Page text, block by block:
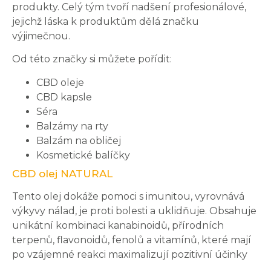
produkty. Celý tým tvoří nadšení profesionálové,
jejichž láska k produktům dělá značku
výjimečnou.
Od této značky si můžete pořídit:
CBD oleje
CBD kapsle
Séra
Balzámy na rty
Balzám na obličej
Kosmetické balíčky
CBD olej NATURAL
Tento olej dokáže pomoci s imunitou, vyrovnává
výkyvy nálad, je proti bolesti a uklidňuje. Obsahuje
unikátní kombinaci kanabinoidů, přírodních
terpenů, flavonoidů, fenolů a vitamínů, které mají
po vzájemné reakci maximalizují pozitivní účinky